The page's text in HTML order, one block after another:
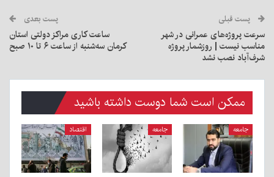
پست قبلی
سرعت پروژه‌های عمرانی در شهر
مناسب نیست | روزشمار پروژه
شرف‌آباد نصب نشد
پست بعدی
ساعت کاری مراکز دولتی استان
کرمان سه‌شنبه از ساعت ۶ تا ۱۰ صبح
ممکن است شما دوست داشته باشید
جامعه جامعه اقتصاد